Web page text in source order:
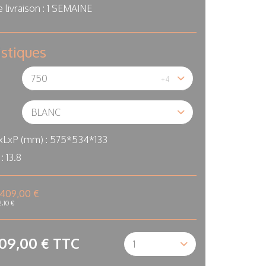
livraison : 1 SEMAINE
(mm) : 575*534*133
13.8
409,00 €
€
€ TTC Qté